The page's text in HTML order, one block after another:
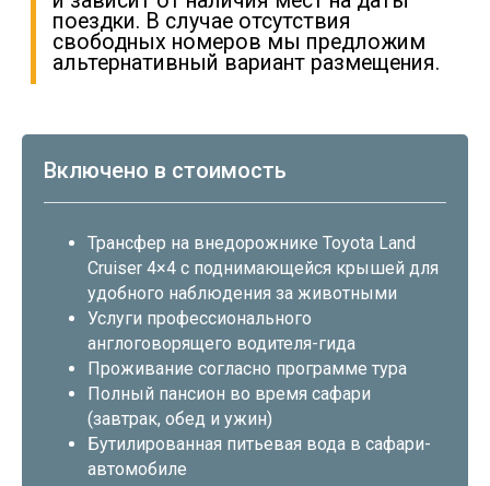
Включено в стоимость
Трансфер на внедорожнике Toyota Land
Cruiser 4×4 с поднимающейся крышей для
удобного наблюдения за животными
Услуги профессионального
англоговорящего водителя-гида
Проживание согласно программе тура
Полный пансион во время сафари
(завтрак, обед и ужин)
Бутилированная питьевая вода в сафари-
автомобиле